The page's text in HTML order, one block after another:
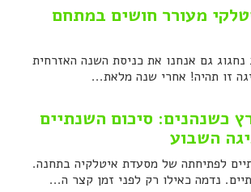
מעורר חושים במתחם
נחגוג גם אנחנו את כניסת השנה האזרחית
זו תהיה! אחרי שנה מלאת...
כשנהנים: סיכום השנתיים
השבוע
לפתיחתה של מסעדת איטלקיה בתחנה.
נדמה כאילו רק לפני זמן קצר ה...